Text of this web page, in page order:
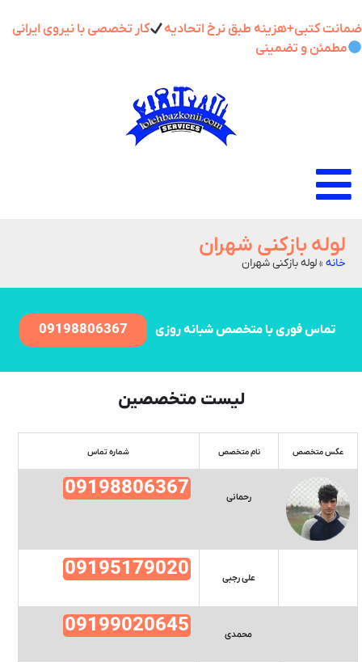
کتبی+هزینه طبق نرخ اتحادیه
کار تخصصی با نیروی ایرانی
مطمئن و تضمینی
لوله بازکنی شهران
خانه»لوله بازکنی شهران
تماس فوری با متخصص شبانه روزی 09198806367
لیست متخصصین
عکس متخصص نام متخصص شماره تماس
رحمانی 09198806367
علی رجبی 09195179020
محمدی 09199020645